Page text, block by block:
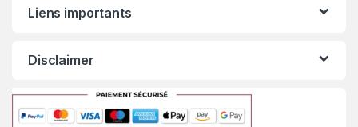
Liens importants
Disclaimer